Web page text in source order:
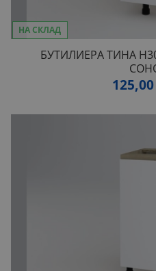
НА СКЛАД
БУТИЛИЕРА ТИНА